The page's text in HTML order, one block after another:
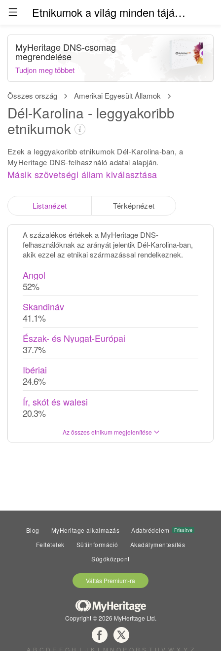
Etnikumok a világ minden táján (béta)
Összes ország Amerikai Egyesült Államok
Dél-Karolina - leggyakoribb
etnikumok
Ezek a leggyakoribb etnikumok Dél-Karolina-ban, a
MyHeritage DNS-felhasználó adatai alapján.
Másik szövetségi állam kiválasztása
MyHeritage DNS-csomag
megrendelése
Tudjon meg többet
Listanézet Térképnézet
A százalékos értékek a MyHeritage DNS-
felhasználóknak az arányát jelentik Dél-Karolina-ban,
akik ezzel az etnikai származással rendelkeznek.
Angol
52%
Skandináv
41.1%
Észak- és Nyugat-Európai
37.7%
Ibériai
24.6%
Ír, skót és walesi
20.3%
Az összes etnikum megjelenítése
Blog MyHeritage alkalmazás Adatvédelem Frissítve
Feltételek Sütiinformáció
Akadálymentesítés
Súgóközpont
Váltás Premium-ra
Copyright © 2026 MyHeritage Ltd.
A B C D E F G H I J K L M N O P Q R S T U V W X Y Z